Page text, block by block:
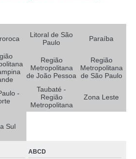
Litoral de São
Paulo
Paraíba
Região
Metropolitana
de João Pessoa
Região
Metropolitana
de São Paulo
-
Taubaté -
Região
Metropolitana
Zona Leste
Sul
ABCD